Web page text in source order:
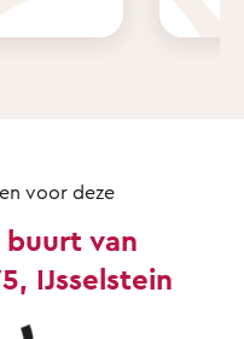
voor deze
van
IJsselstein